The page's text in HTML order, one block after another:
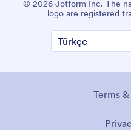
© 2026 Jotform Inc. The
logo are registered
Terms